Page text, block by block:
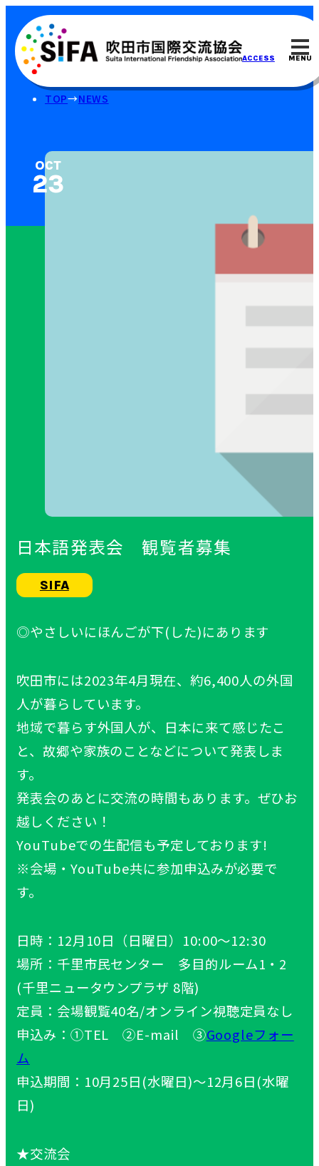
ACCESS MENU
TOP NEWS
OCT
23⁠
日本語発表会 観覧者募集
SIFA
◎やさしいにほんごが下(した)にあります
吹田市には2023年4月現在、約6,400人の外国
人が暮らしています。
地域で暮らす外国人が、日本に来て感じたこ
と、故郷や家族のことなどについて発表しま
す。
発表会のあとに交流の時間もあります。ぜひお
越しください！
YouTubeでの生配信も予定しております!
※会場・YouTube共に参加申込みが必要で
す。
日時：12月10日（日曜日）10:00～12:30
場所：千里市民センター 多目的ルーム1・2
(千里ニュータウンプラザ 8階)
定員：会場観覧40名/オンライン視聴定員なし
申込み：①TEL ②E-mail ③Googleフォー
ム
申込期間：10月25日(水曜日)～12月6日(水曜
日)
★交流会